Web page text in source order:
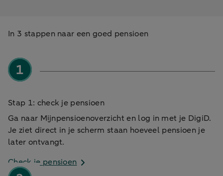
In 3 stappen naar een goed pensioen
Stap 1: check je pensioen
Ga naar Mijnpensioenoverzicht en log in met je DigiD.
Je ziet direct in je scherm staan hoeveel pensioen je
later ontvangt.
Check je pensioen